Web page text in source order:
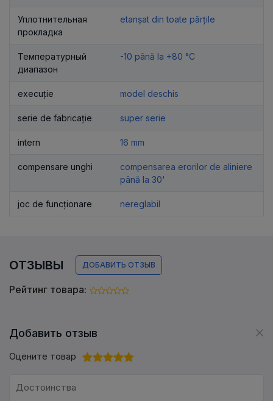
Уплотнительная
прокладка
etanșat din toate părțile
Температурный
диапазон
-10 până la +80 °C
execuție model deschis
serie de fabricație super serie
intern 16 mm
compensare unghi
compensarea erorilor de aliniere
până la 30'
joc de funcționare nereglabil
ОТЗЫВЫ ДОБАВИТЬ ОТЗЫВ
Рейтинг товара:
Добавить отзыв
Оцените товар